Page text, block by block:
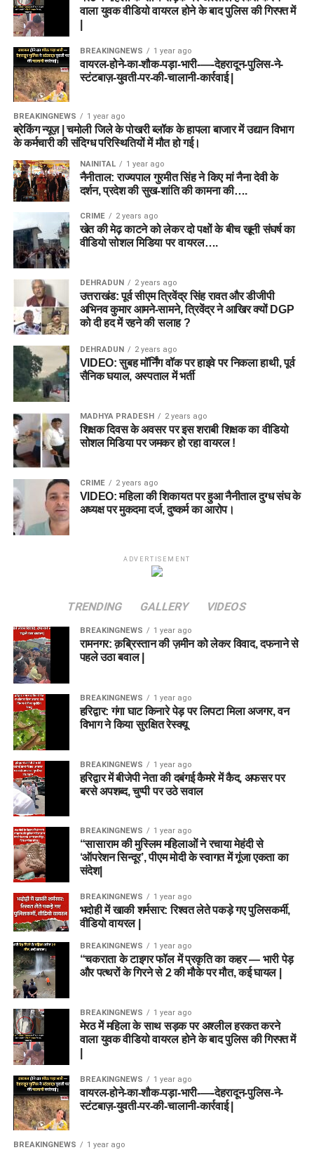
वाला युवक वीडियो वायरल होने के बाद पुलिस की गिरफ्त में
BREAKINGNEWS 1 year ago
वायरल-होने-का-शौक-पड़ा-भारी-—-देहरादून-पुलिस-ने-
स्टंटबाज़-युवती-पर-की-चालानी-कार्रवाई |
BREAKINGNEWS 1 year ago
ब्रेकिंग न्यूज़ | चमोली जिले के पोखरी ब्लॉक के हापला बाजार में उद्यान विभाग
के कर्मचारी की संदिग्ध परिस्थितियों में मौत हो गई।
NAINITAL 1 year ago
नैनीताल: राज्यपाल गुरमीत सिंह ने किए मां नैना देवी के
दर्शन, प्रदेश की सुख-शांति की कामना की….
CRIME 2 years ago
खेत की मेढ़ काटने को लेकर दो पक्षों के बीच खूनी संघर्ष का
वीडियो सोशल मिडिया पर वायरल….
DEHRADUN 2 years ago
उत्तराखंड: पूर्व सीएम त्रिवेंद्र सिंह रावत और डीजीपी
अभिनव कुमार आमने-सामने, त्रिवेंद्र ने आखिर क्यों DGP
को दी हद में रहने की सलाह ?
DEHRADUN 2 years ago
VIDEO: सुबह मॉर्निंग वॉक पर हाइवे पर निकला हाथी, पूर्व
सैनिक घयाल, अस्पताल में भर्ती
MADHYA PRADESH 2 years ago
शिक्षक दिवस के अवसर पर इस शराबी शिक्षक का वीडियो
सोशल मिडिया पर जमकर हो रहा वायरल !
CRIME 2 years ago
VIDEO: महिला की शिकायत पर हुआ नैनीताल दुग्ध संघ के
अध्यक्ष पर मुकदमा दर्ज, दुष्कर्म का आरोप।
ADVERTISEMENT
TRENDING GALLERY VIDEOS
BREAKINGNEWS 1 year ago
रामनगर: क़ब्रिस्तान की ज़मीन को लेकर विवाद, दफनाने से
पहले उठा बवाल |
BREAKINGNEWS 1 year ago
हरिद्वार: गंगा घाट किनारे पेड़ पर लिपटा मिला अजगर, वन
विभाग ने किया सुरक्षित रेस्क्यू
BREAKINGNEWS 1 year ago
हरिद्वार में बीजेपी नेता की दबंगई कैमरे में कैद, अफसर पर
बरसे अपशब्द, चुप्पी पर उठे सवाल
BREAKINGNEWS 1 year ago
“सासाराम की मुस्लिम महिलाओं ने रचाया मेहंदी से
‘ऑपरेशन सिन्दूर’, पीएम मोदी के स्वागत में गूंजा एकता का
संदेश|
BREAKINGNEWS 1 year ago
भदोही में खाकी शर्मसार: रिश्वत लेते पकड़े गए पुलिसकर्मी,
वीडियो वायरल |
BREAKINGNEWS 1 year ago
“चकराता के टाइगर फॉल में प्रकृति का कहर — भारी पेड़
और पत्थरों के गिरने से 2 की मौके पर मौत, कई घायल |
BREAKINGNEWS 1 year ago
मेरठ में महिला के साथ सड़क पर अश्लील हरकत करने
वाला युवक वीडियो वायरल होने के बाद पुलिस की गिरफ्त में
BREAKINGNEWS 1 year ago
वायरल-होने-का-शौक-पड़ा-भारी-—-देहरादून-पुलिस-ने-
स्टंटबाज़-युवती-पर-की-चालानी-कार्रवाई |
BREAKINGNEWS 1 year ago